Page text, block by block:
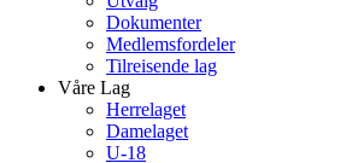
Dokumenter
Medlemsfordeler
Tilreisende lag
Våre Lag
Herrelaget
Damelaget
U-18